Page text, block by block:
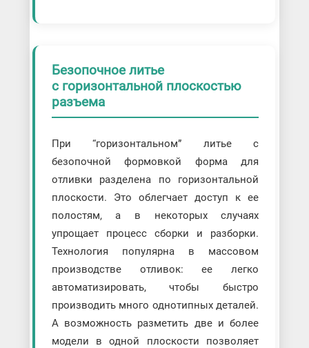
Безопочное литье
с горизонтальной плоскостью
разъема
При “горизонтальном” литье с
безопочной формовкой форма для
отливки разделена по горизонтальной
плоскости. Это облегчает доступ к ее
полостям, а в некоторых случаях
упрощает процесс сборки и разборки.
Технология популярна в массовом
производстве отливок: ее легко
автоматизировать, чтобы быстро
производить много однотипных деталей.
А возможность разметить две и более
модели в одной плоскости позволяет